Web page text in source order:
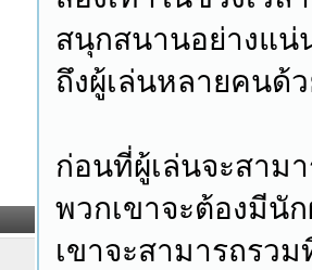
สนุกสนานอย่างแน่
ถึงผู้เล่นหลายคนด้
ก่อนที่ผู้เล่นจะสาม
พวกเขาจะต้องมีนั
เขาจะสามารถรว